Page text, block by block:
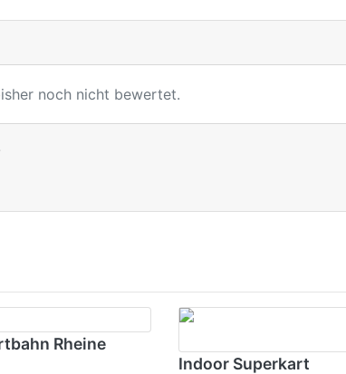
noch nicht bewertet.
Rheine
Indoor Superkart